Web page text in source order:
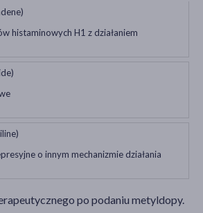
histaminowych H1 z działaniem
o innym mechanizmie działania
po podaniu metyldopy.